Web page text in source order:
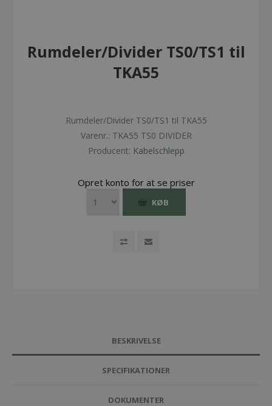
Rumdeler/Divider TS0/TS1 til
TKA55
Rumdeler/Divider TS0/TS1 til TKA55
Varenr.: TKA55 TS0 DIVIDER
Producent: Kabelschlepp
Opret konto for at se priser
KØB
BESKRIVELSE
SPECIFIKATIONER
DOKUMENTER